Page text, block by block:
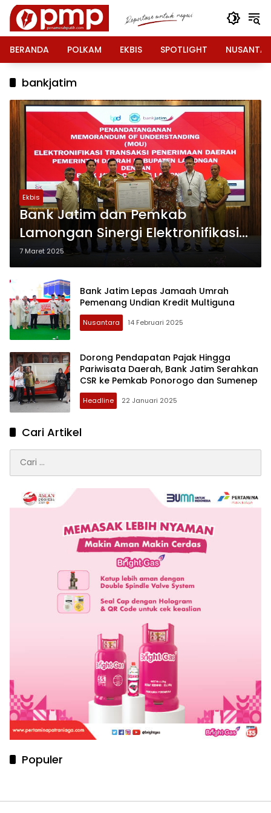
Langsung
konten
BERANDA
POLKAM EKBIS SPOTLIGHT
bankjatim
Ekbis
Bank Jatim dan Pemkab
Lamongan Sinergi Elektronifikasi
Transaksi Pemda Hingga
Penyaluran CSR
7 Maret 2025
Bank Jatim Lepas Jamaah Umrah
Pemenang Undian Kredit Multiguna
Nusantara 14 Februari 2025
Dorong Pendapatan Pajak Hingga
Pariwisata Daerah, Bank Jatim Serahkan
CSR ke Pemkab Ponorogo dan Sumenep
Headline 22 Januari 2025
Cari Artikel
untuk:
Populer